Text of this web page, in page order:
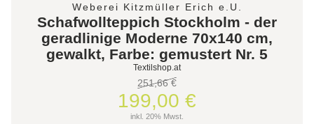
Weberei Kitzmüller Erich e.U.
Schafwollteppich Stockholm - der
geradlinige Moderne 70x140 cm,
gewalkt, Farbe: gemustert Nr. 5
Textilshop.at
251,66 €
199,00 €
inkl. 20% Mwst.